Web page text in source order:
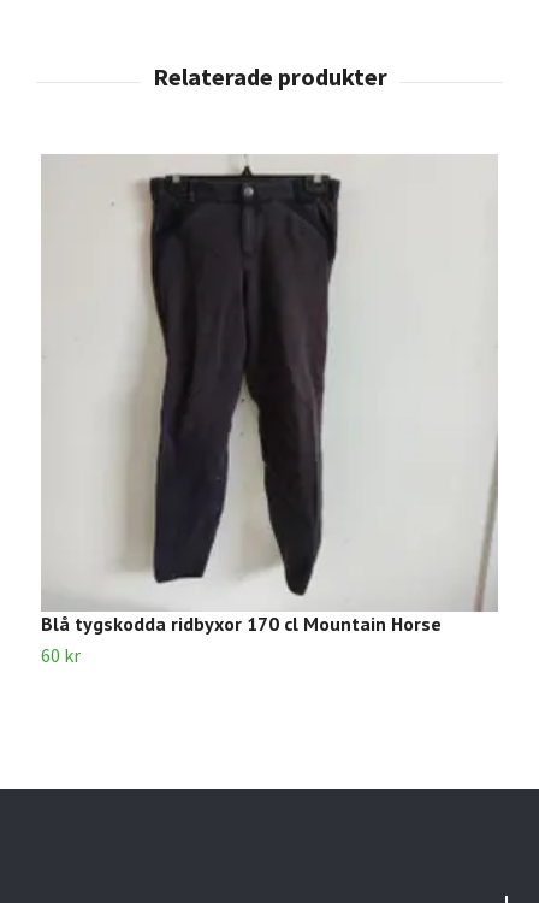
Blå tygskodda ridbyxor 170 cl Mountain Horse
60 kr